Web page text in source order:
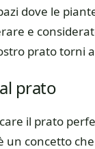
dove le
e
prato torni
prato
il prato
un concetto